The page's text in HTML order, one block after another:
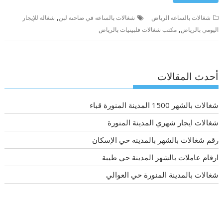
شغالات بالساعه الرياض شغالات بالساعه في ضاحىة لبن, شغالة للإيجار
اليومي بالرياض,مكتب شغالات فلبينيات بالرياض
أحدث المقالات
شغالات بالشهر 1500 المدينة المنورة قباء
شغالات ايجار شهري المدينة المنورة
رقم شغالات بالشهر بالمدينه حي الإسكان
ارقام عاملات بالشهر المدينة حي طيبة
شغالات بالمدينة المنورة حي العوالي